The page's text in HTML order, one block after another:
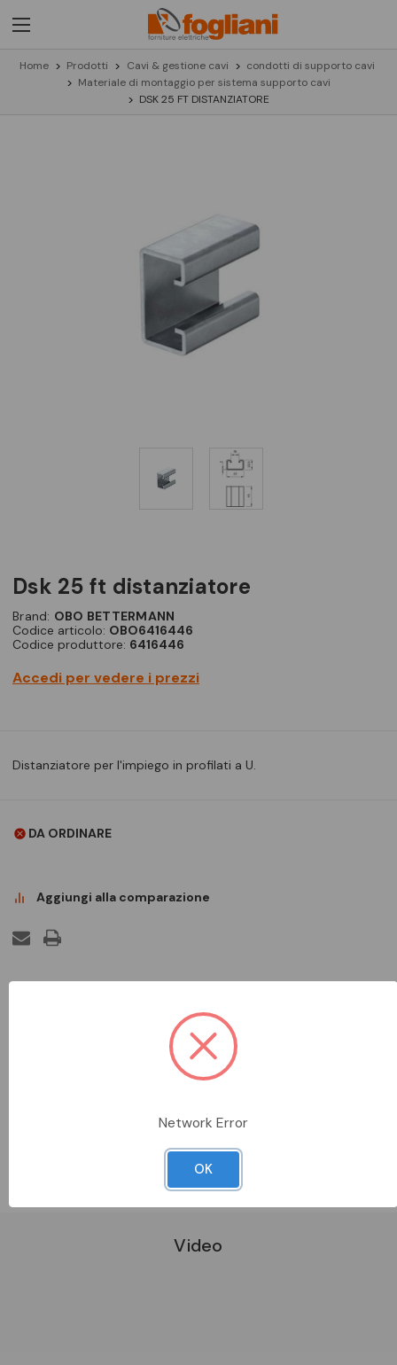
Home Prodotti Cavi & gestione cavi
condotti di supporto cavi
Materiale di montaggio per sistema supporto cavi
DSK 25 FT DISTANZIATORE
dsk 25 ft distanziatore
Brand: OBO BETTERMANN
Codice articolo: OBO6416446
Codice produttore: 6416446
Accedi per vedere i prezzi
Distanziatore per l'impiego in profilati a U.
DA ORDINARE
Aggiungi alla comparazione
Distanziatore per l'impiego in profilati a U.
Video
Network Error
OK